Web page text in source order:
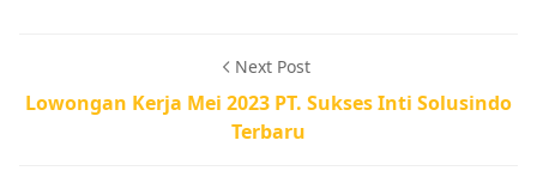
Next Post
Lowongan Kerja Mei 2023 PT. Sukses Inti Solusindo
Terbaru